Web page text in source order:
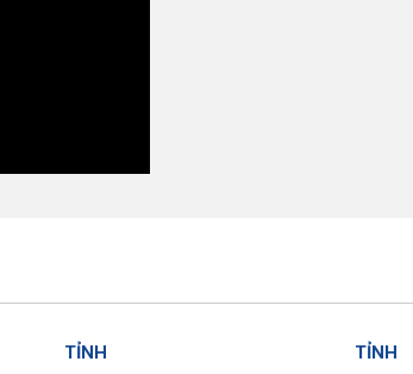
TỈNH TỈNH